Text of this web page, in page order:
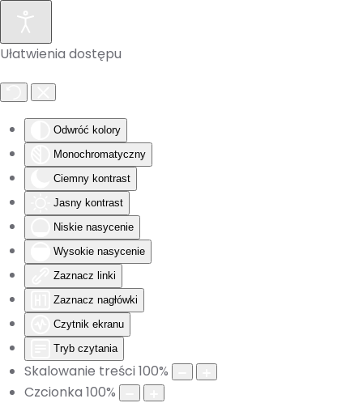
Ułatwienia dostępu
Odwróć kolory
Monochromatyczny
Ciemny kontrast
Jasny kontrast
Niskie nasycenie
Wysokie nasycenie
Zaznacz linki
Zaznacz nagłówki
Czytnik ekranu
Tryb czytania
Skalowanie treści 100%
Czcionka 100%
Skip to main content